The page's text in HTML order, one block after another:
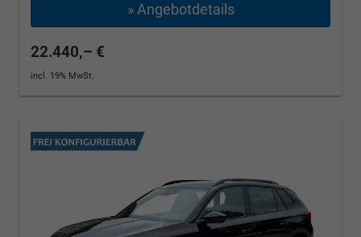
» Angebotdetails
22.440,– €
incl. 19% MwSt.